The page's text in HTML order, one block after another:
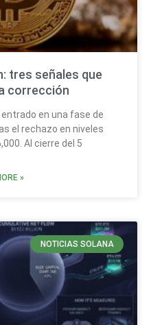
tres señales que
corrección
en una fase de
el rechazo en niveles
Al cierre del 5
»
NOTICIAS SOLANA